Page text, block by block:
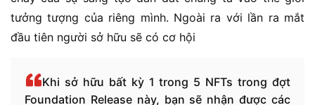
tưởng tượng của riêng mình. Ngoài ra với lần ra mắt
đầu tiên người sở hữu sẽ có cơ hội
Khi sở hữu bất kỳ 1 trong 5 NFTs trong đợt
Foundation Release này, bạn sẽ nhận được các